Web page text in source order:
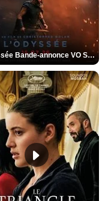
L'Odyssée Bande-annonce VO STFR